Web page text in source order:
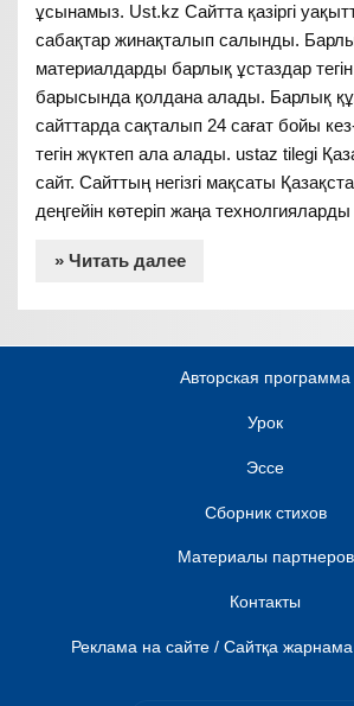
ұсынамыз. Ust.kz Сайтта қазіргі
сабақтар жинақталып салынды.
материалдарды барлық ұстаздар
барысында қолдана алады. Барлық
сайттарда сақталып 24 сағат бойы
тегін жүктеп ала алады. ustaz tilegi
сайт. Сайттың негізгі мақсаты
деңгейін көтеріп жаңа
» Читать далее
Авторская программа
Урок
Эссе
Сборник стихов
Материалы партнеров
Контакты
Реклама на сайте / Сайтқа